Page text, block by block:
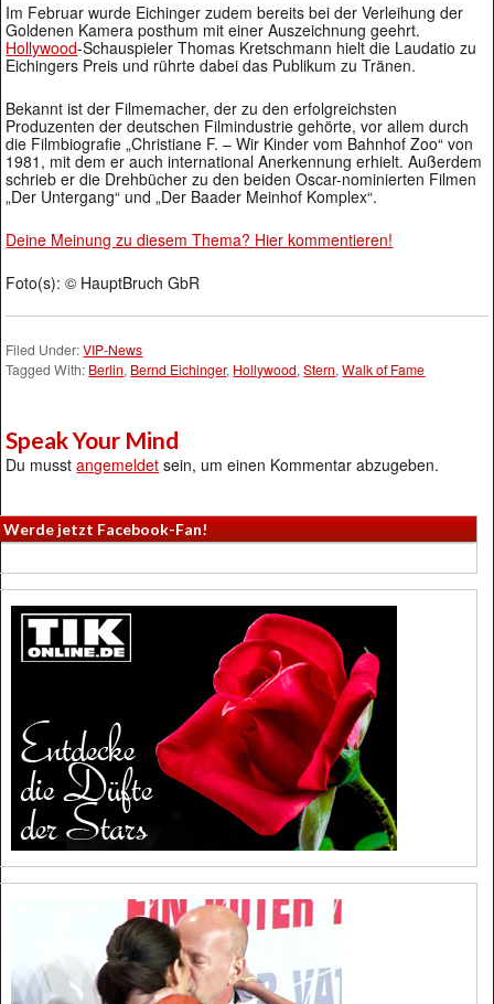
Im Februar wurde Eichinger zudem bereits bei der Verleihung der
Goldenen Kamera posthum mit einer Auszeichnung geehrt.
Hollywood-Schauspieler Thomas Kretschmann hielt die Laudatio zu
Eichingers Preis und rührte dabei das Publikum zu Tränen.
Bekannt ist der Filmemacher, der zu den erfolgreichsten
Produzenten der deutschen Filmindustrie gehörte, vor allem durch
die Filmbiografie „Christiane F. – Wir Kinder vom Bahnhof Zoo“ von
1981, mit dem er auch international Anerkennung erhielt. Außerdem
schrieb er die Drehbücher zu den beiden Oscar-nominierten Filmen
„Der Untergang“ und „Der Baader Meinhof Komplex“.
Deine Meinung zu diesem Thema? Hier kommentieren!
Foto(s): © HauptBruch GbR
Filed Under:VIP-News
Tagged With: Berlin, Bernd Eichinger, Hollywood,Stern,Walk of Fame
Speak Your Mind
Du musstangemeldet sein, um einen Kommentar abzugeben.
Werde jetzt Facebook-Fan!